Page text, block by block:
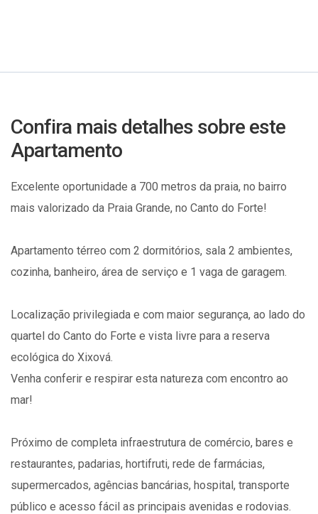
Confira mais detalhes sobre este
Apartamento
Excelente oportunidade a 700 metros da praia, no bairro
mais valorizado da Praia Grande, no Canto do Forte!
Apartamento térreo com 2 dormitórios, sala 2 ambientes,
cozinha, banheiro, área de serviço e 1 vaga de garagem.
Localização privilegiada e com maior segurança, ao lado do
quartel do Canto do Forte e vista livre para a reserva
ecológica do Xixová.
Venha conferir e respirar esta natureza com encontro ao
mar!
Próximo de completa infraestrutura de comércio, bares e
restaurantes, padarias, hortifruti, rede de farmácias,
supermercados, agências bancárias, hospital, transporte
público e acesso fácil as principais avenidas e rodovias.